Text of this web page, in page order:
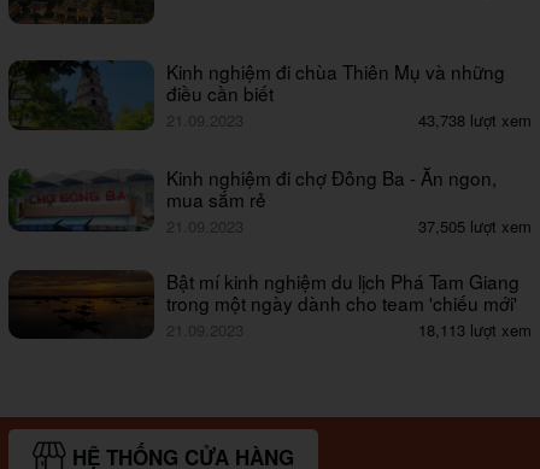
Kinh nghiệm đi chùa Thiên Mụ và những
điều cần biết
21.09.2023 43,738 lượt xem
Kinh nghiệm đi chợ Đông Ba - Ăn ngon,
mua sắm rẻ
21.09.2023 37,505 lượt xem
Bật mí kinh nghiệm du lịch Phá Tam Giang
trong một ngày dành cho team 'chiếu mới'
21.09.2023 18,113 lượt xem
HỆ THỐNG CỬA HÀNG